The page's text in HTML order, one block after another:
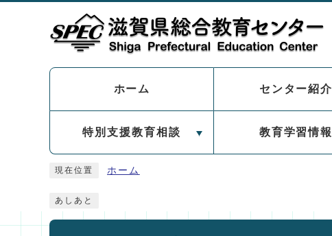
ホーム センター紹介
特別支援教育相談 教育学習情報
現在位置 ホーム
あしあと